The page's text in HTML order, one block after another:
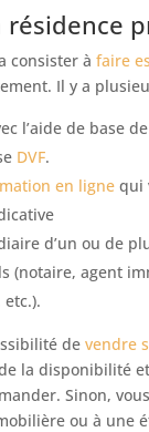
résidence
consister àfaire
Il y a
l’aide de base
DVF.
en ligne qui
d’un ou de
(notaire, agent
devendre
la disponibilité
Sinon,
ou à une